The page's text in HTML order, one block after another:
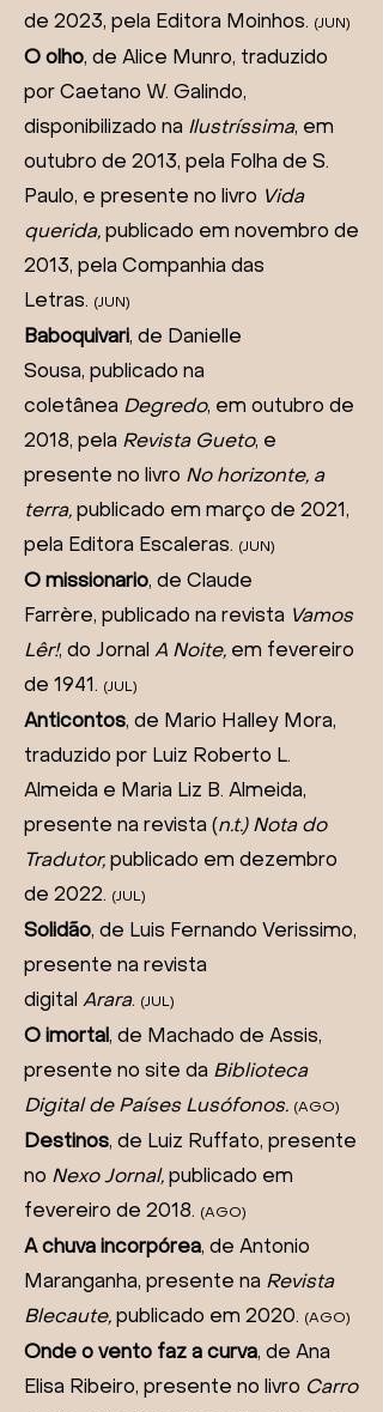
de 2023, pela Editora Moinhos. (JUN)
O olho, de Alice Munro, traduzido
por Caetano W. Galindo,
disponibilizado na Ilustríssima, em
outubro de 2013, pela Folha de S.
Paulo, e presente no livro Vida
querida, publicado em novembro de
2013, pela Companhia das
Letras. (JUN)
Baboquivari, de Danielle
Sousa, publicado na
coletânea Degredo, em outubro de
2018, pela Revista Gueto, e
presente no livro No horizonte, a
terra, publicado em março de 2021,
pela Editora Escaleras. (JUN)
O missionario, de Claude
Farrère, publicado na revista Vamos
Lêr!, do Jornal A Noite, em fevereiro
de 1941. (JUL)
Anticontos, de Mario Halley Mora,
traduzido por Luiz Roberto L.
Almeida e Maria Liz B. Almeida,
presente na revista (n.t.) Nota do
Tradutor, publicado em dezembro
de 2022. (JUL)
Solidão, de Luis Fernando Verissimo,
presente na revista
digital Arara. (JUL)
O imortal, de Machado de Assis,
presente no site da Biblioteca
Digital de Países Lusófonos. (AGO)
Destinos, de Luiz Ruffato, presente
no Nexo Jornal, publicado em
fevereiro de 2018. (AGO)
A chuva incorpórea, de Antonio
Maranganha, presente na Revista
Blecaute, publicado em 2020. (AGO)
Onde o vento faz a curva, de Ana
Elisa Ribeiro, presente no livro Carro